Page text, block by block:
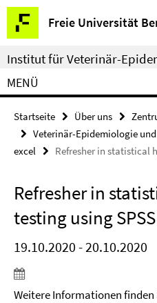
Springe
direkt
zu
Inhalt
Freie Universität
Service-
Navigation
Institut für Veterinär-
MENÜ
Startseite Über uns
Veterinär-Epidemiologie
excel
Refresher in statistical
Refresher in
testing using SPSS
19.10.2020 - 20.10.2020
Weitere Informationen finden